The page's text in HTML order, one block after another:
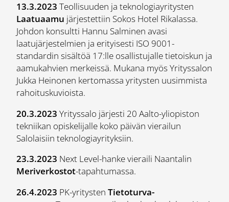
13.3.2023 Teollisuuden ja teknologiayritysten
Laatuaamu järjestettiin Sokos Hotel Rikalassa.
Johdon konsultti Hannu Salminen avasi
laatujärjestelmien ja erityisesti ISO 9001-
standardin sisältöä 17:lle osallistujalle tietoiskun ja
aamukahvien merkeissä. Mukana myös Yrityssalon
Jukka Heinonen kertomassa yritysten uusimmista
rahoituskuvioista.
20.3.2023 Yrityssalo järjesti 20 Aalto-yliopiston
tekniikan opiskelijalle koko päivän vierailun
Salolaisiin teknologiayrityksiin.
23.3.2023 Next Level-hanke vieraili Naantalin
Meriverkostot-tapahtumassa.
26.4.2023 PK-yritysten Tietoturva-